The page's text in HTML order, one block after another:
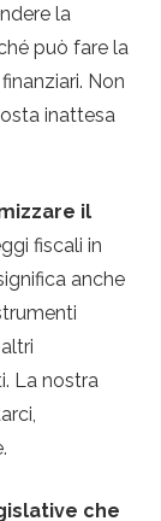
la
può fare la
Non
inattesa
il
fiscali in
anche
La nostra
che